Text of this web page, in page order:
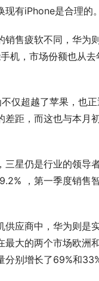
现有iPhone是合理的
销售疲软不同，华为
机，市场份额也从去
仅超越了苹果，也
差距，而这也与本月
三星仍是行业的领导
，第一季度销售
供应商中，华为则是
最大的两个市场欧洲
别增长了69%和33%